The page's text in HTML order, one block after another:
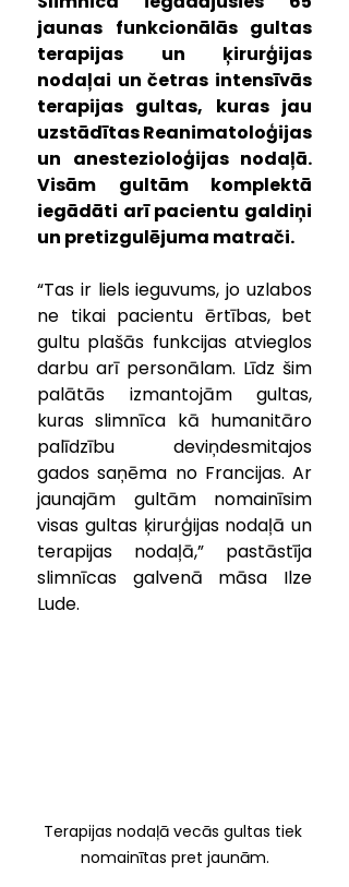
jaunas funkcionālās gultas
terapijas un ķirurģijas
nodaļai un četras intensīvās
terapijas gultas, kuras jau
uzstādītas Reanimatoloģijas
un anestezioloģijas nodaļā.
Visām gultām komplektā
iegādāti arī pacientu galdiņi
un pretizgulējuma matrači.
“Tas ir liels ieguvums, jo uzlabos
ne tikai pacientu ērtības, bet
gultu plašās funkcijas atvieglos
darbu arī personālam. Līdz šim
palātās izmantojām gultas,
kuras slimnīca kā humanitāro
palīdzību deviņdesmitajos
gados saņēma no Francijas. Ar
jaunajām gultām nomainīsim
visas gultas ķirurģijas nodaļā un
terapijas nodaļā,” pastāstīja
slimnīcas galvenā māsa Ilze
Lude.
Terapijas nodaļā vecās gultas tiek
nomainītas pret jaunām.